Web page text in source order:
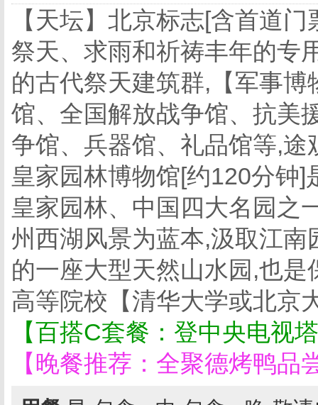
【天坛】北京标志[含首道
祭天、求雨和祈祷丰年的专
的古代祭天建筑群,【军事
馆、全国解放战争馆、抗美
争馆、兵器馆、礼品馆等,
皇家园林博物馆[约120分钟
皇家园林、中国四大名园之
州西湖风景为蓝本,汲取江
的一座大型天然山水园,也
高等院校【清华大学或北京
【百搭C套餐：登中央电视
【晚餐推荐：全聚德烤鸭